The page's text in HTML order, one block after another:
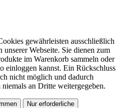
gewährleisten ausschließlich
unserer Webseite. Sie dienen zum
im Warenkorb sammeln oder
einloggen kannst. Ein Rückschluss
nicht möglich und dadurch
an Dritte weitergegeben.
Nur erforderliche